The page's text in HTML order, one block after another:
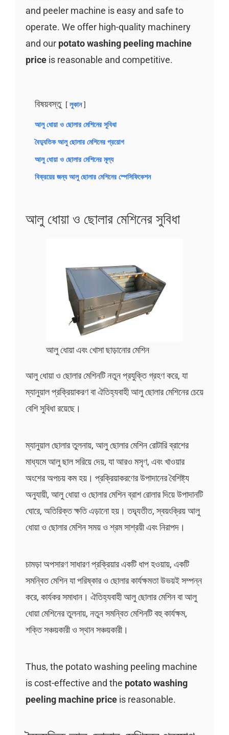
and peeler machine is easy and safe to
operate. We offer high-quality machinery
and our potato washing peeling machine
priceis reasonable and competitive.
বিষয়বস্তু লুকান
আলু ধোয়া ও ছোলার মেশিনের সুবিধা
বৈদ্যুতিক আলু ছোলার মেশিনের প্রয়োগ
আলু ধোয়া ও ছোলার মেশিনের মূল্য
বিক্রয়ের জন্য আলু ছোলার মেশিনের স্পেসিফিকেশন
আলু ধোয়া ও ছোলার মেশিনের সুবিধা
আলু ধোয়া এবং খোসা ছাড়ানোর মেশিন
আলু ধোয়া ও ছোলার মেশিনটি নতুন প্রযুক্তি গ্রহণ করে, যা
ম্যানুয়াল প্রক্রিয়াকরণ বা ঐতিহ্যবাহী আলু ছোলার মেশিনের চেয়ে
বেশি সুবিধা রয়েছে।
ম্যানুয়াল ছোলার তুলনায়, আলু ছোলার মেশিন রোটারি ব্রাশের
মাধ্যমে আলু ছাল সরিয়ে দেয়, যা আরও মসৃণ, এবং খাওয়ার
অংশের অপচয় কম হয়। প্রক্রিয়াকরণের উপাদানের বৈশিষ্ট্য
অনুযায়ী, আলু ধোয়া ও ছোলার মেশিন ব্রাশ রোলার দিয়ে উপাদানটি
ঘোরে, অতিরিক্ত ক্ষতি এড়ানো হয়। তদ্ব্যতীত, স্বয়ংক্রিয় আলু
ধোয়া ও ছোলার মেশিন সময় ও শ্রম সাশ্রয়ী এবং নিরাপদ।
চামড়া অপসারণ সাধারণ প্রক্রিয়ার একটি ধাপ হওয়ায়, একটি
সমন্বিত মেশিন যা পরিষ্কার ও ছোলার কার্যক্ষমতা উভয়ই সম্পন্ন
করে, কার্যকর সমাধান। ঐতিহ্যবাহী আলু ছোলার মেশিন বা আলু
ধোয়া মেশিনের তুলনায়, নতুন সমন্বিত মেশিনটি বহু কার্যক্ষম,
শক্তি সঞ্চয়কারী ও স্থান সঞ্চয়কারী।
Thus, the potato washing peeling machine
is cost-effective and the potato washing
peeling machine priceis reasonable.